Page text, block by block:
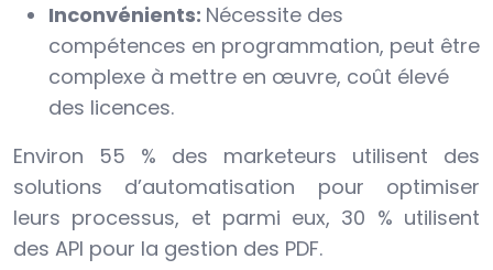
Inconvénients: Nécessite des
compétences en programmation, peut être
complexe à mettre en œuvre, coût élevé
des licences.
Environ 55 % des marketeurs utilisent des
solutions d’automatisation pour optimiser
leurs processus, et parmi eux, 30 % utilisent
des API pour la gestion des PDF.